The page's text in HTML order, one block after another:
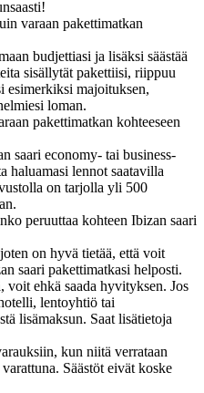
varaan pakettimatkan
budjettiasi ja lisäksi säästää
sisällytät pakettiisi, riippuu
esimerkiksi majoituksen,
loman.
pakettimatkan kohteeseen
saari economy- tai business-
haluamasi lennot saatavilla
on tarjolla yli 500
peruuttaa kohteen Ibizan saari
on hyvä tietää, että voit
saari pakettimatkasi helposti.
voit ehkä saada hyvityksen. Jos
lentoyhtiö tai
lisämaksun. Saat lisätietoja
kun niitä verrataan
Säästöt eivät koske